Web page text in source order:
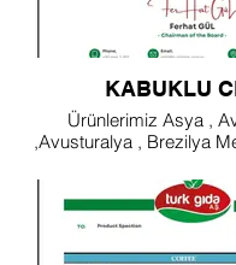
KABUKLU
Ürünlerimiz Asya , Avrupa, Abd
,Avusturalya , Brezilya